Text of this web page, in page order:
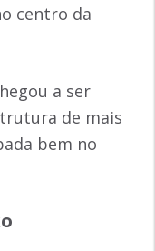
centro da
a ser
de mais
bem no